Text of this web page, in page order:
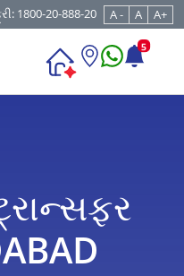
1800-20-888-20 A - A A+
5